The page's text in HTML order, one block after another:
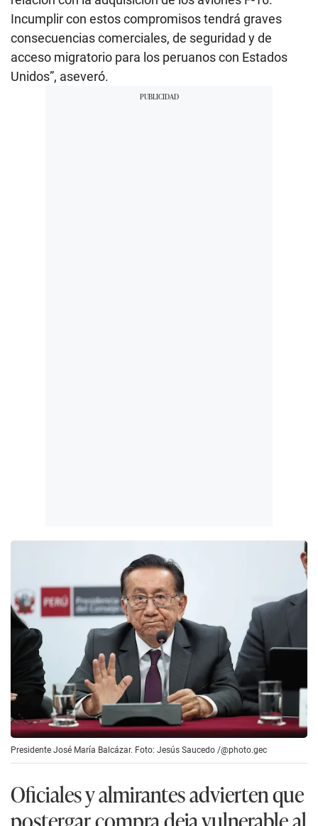
Presidente José María Balcázar. Foto: Jesús Saucedo /@photo.gec
Oficiales y almirantes advierten que
postergar compra deja vulnerable al
país
del Perú (Adogen Perú), a través de un comunicado,
manifestaron su protesta contra la decisión del